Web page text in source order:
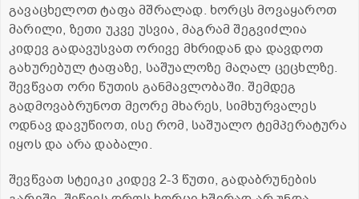
გავაცხელოთ ტაფა მშრალად. ხორცს მოვაყაროთ
მარილი, ზეთი უკვე უსვია, მაგრამ შეგვიძლია
კიდევ გადავუსვათ ორივე მხრიდან და დავდოთ
გახურებულ ტაფაზე, საშუალოზე მაღალ ცეცხლზე.
შევწვათ ორი წუთის განმავლობაში. შემდეგ
გადმოვაბრუნოთ მეორე მხარეს, სიმხურვალეს
ოდნავ დავუწიოთ, ისე რომ, საშუალო ტემპერატურა
იყოს და არა დაბალი.
შევწვათ სტეიკი კიდევ 2-3 წუთი, გადაბრუნების